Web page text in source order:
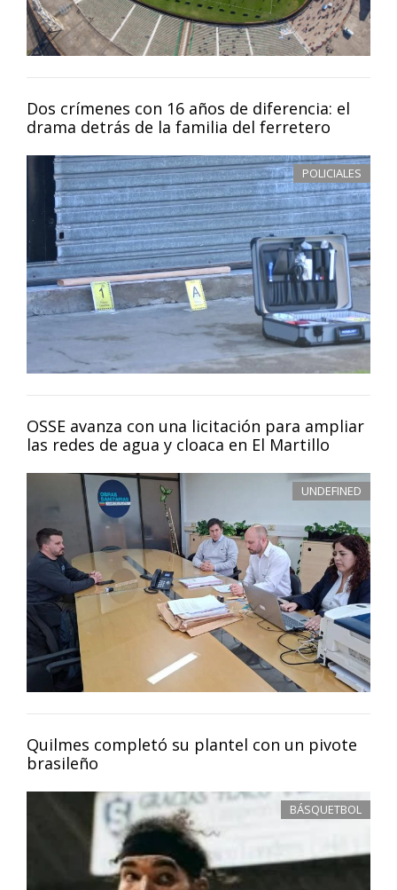
Dos crímenes con 16 años de diferencia: el
drama detrás de la familia del ferretero
POLICIALES
OSSE avanza con una licitación para ampliar
las redes de agua y cloaca en El Martillo
UNDEFINED
Quilmes completó su plantel con un pivote
brasileño
BÁSQUETBOL